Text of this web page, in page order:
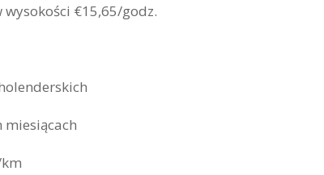
€15,65/godz.
miesiącach